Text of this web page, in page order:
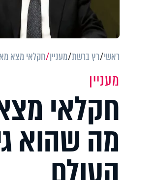
ראשי רץ ברשת מעניין חקלאי מצא
מעניין
חקלאי
מה שהוא